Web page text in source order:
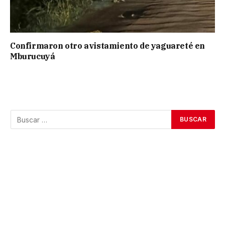
Confirmaron otro avistamiento de yaguareté en
Mburucuyá